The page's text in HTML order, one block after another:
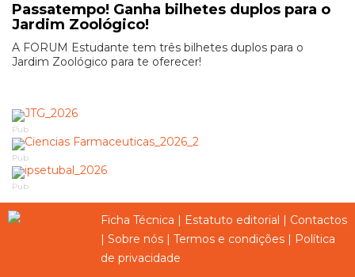
Passatempo! Ganha bilhetes duplos para o
Jardim Zoológico!
A FORUM Estudante tem três bilhetes duplos para o
Jardim Zoológico para te oferecer!
Pub
Pub
Pub
Ficha Técnica | Estatuto editorial | Contactos
| Sobre nós | Termos e condições | Política
de privacidade